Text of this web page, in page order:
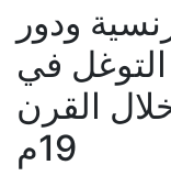
ودور
في
القرن
19م